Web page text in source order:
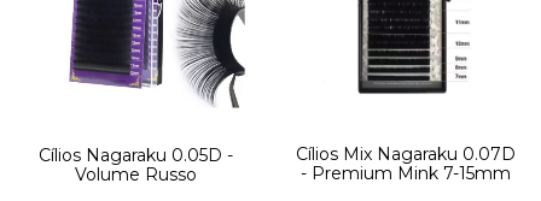
Cílios Nagaraku 0.05D -
Volume Russo
Cílios Mix Nagaraku 0.07D
- Premium Mink 7-15mm